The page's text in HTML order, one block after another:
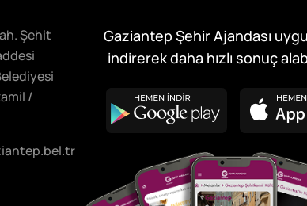
Şehit
/
Gaziantep Şehir Ajandası
indirerek daha hızlı sonuç